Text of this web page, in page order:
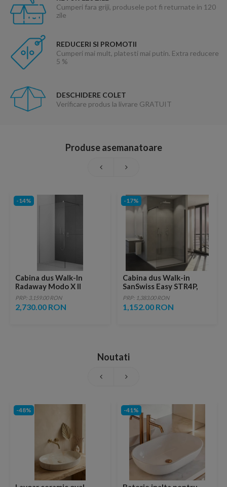
Cumperi fara griji, produsele pot fi returnate in 120
zile
REDUCERI SI PROMOTII
Cumperi mai mult, platesti mai putin. Extra reducere
5 %
DESCHIDERE COLET
Verificare produs la livrare GRATUIT
Produse asemanatoare
-14%
Cabina dus Walk-In
Radaway Modo X II
140xH200 cm
PRP: 3,159.00 RON
2,730.00 RON
-17%
Cabina dus Walk-in
SanSwiss Easy STR4P,
90xH200 cm, profil negru
mat
PRP: 1,383.00 RON
1,152.00 RON
Noutati
-48% -41%